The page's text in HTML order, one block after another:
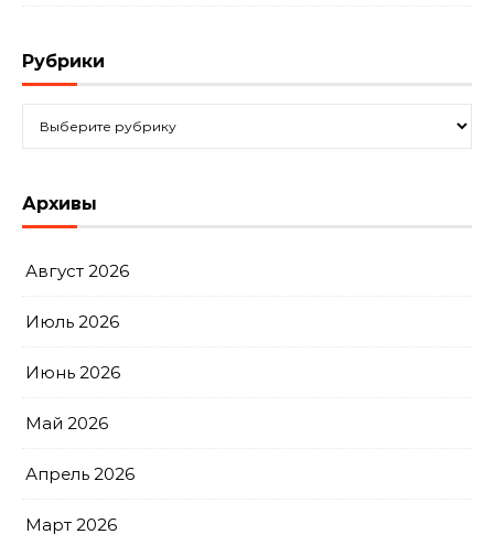
Рубрики
Архивы
Август 2026
Июль 2026
Июнь 2026
Май 2026
Апрель 2026
Март 2026